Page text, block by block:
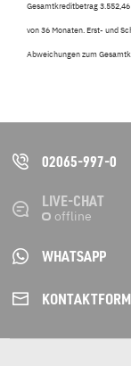
Gesamtkreditbetrag
von 36 Monaten. Erst- und
Abweichungen zum
02065-997-0
LIVE-CHAT
WHATSAPP